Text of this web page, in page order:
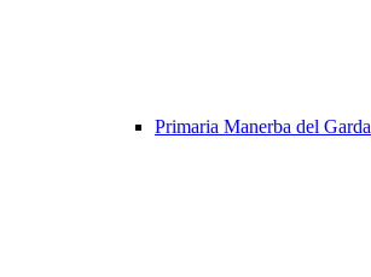
Primaria Manerba del Garda